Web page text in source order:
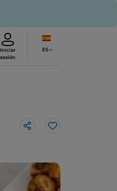
Iniciar
sesión
ES
Me gusta